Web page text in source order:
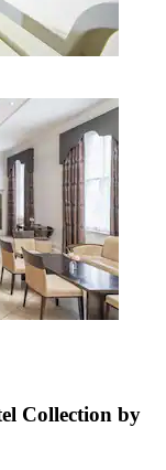
Collection by